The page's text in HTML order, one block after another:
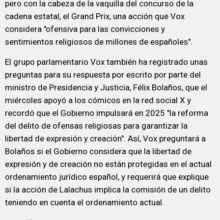
pero con la cabeza de la vaquilla del concurso de la
cadena estatal, el Grand Prix, una acción que Vox
considera "ofensiva para las convicciones y
sentimientos religiosos de millones de españoles".
El grupo parlamentario Vox también ha registrado unas
preguntas para su respuesta por escrito por parte del
ministro de Presidencia y Justicia, Félix Bolaños, que el
miércoles apoyó a los cómicos en la red social X y
recordó que el Gobierno impulsará en 2025 "la reforma
del delito de ofensas religiosas para garantizar la
libertad de expresión y creación". Así, Vox preguntará a
Bolaños si el Gobierno considera que la libertad de
expresión y de creación no están protegidas en el actual
ordenamiento jurídico español, y requerirá que explique
si la acción de Lalachus implica la comisión de un delito
teniendo en cuenta el ordenamiento actual.